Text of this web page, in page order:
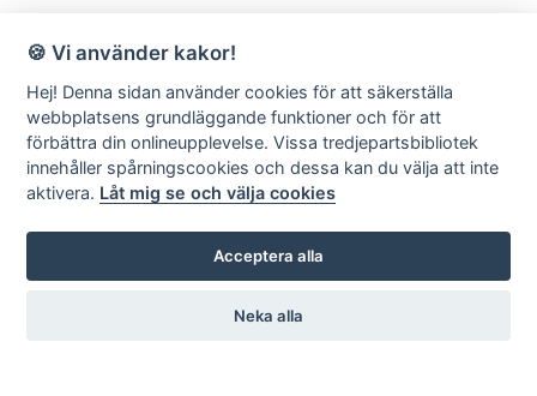
🍪 Vi använder kakor!
Hej! Denna sidan använder cookies för att säkerställa
webbplatsens grundläggande funktioner och för att
förbättra din onlineupplevelse. Vissa tredjepartsbibliotek
innehåller spårningscookies och dessa kan du välja att inte
aktivera. Låt mig se och välja cookies
Acceptera alla
Neka alla